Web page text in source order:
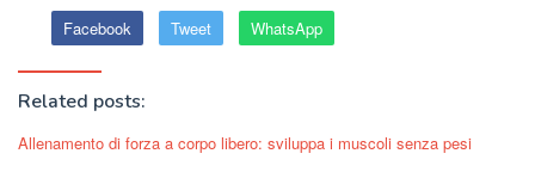
Facebook Tweet WhatsApp
Related posts:
Allenamento di forza a corpo libero: sviluppa i muscoli senza pesi